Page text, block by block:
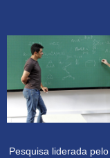
Pesquisa liderada